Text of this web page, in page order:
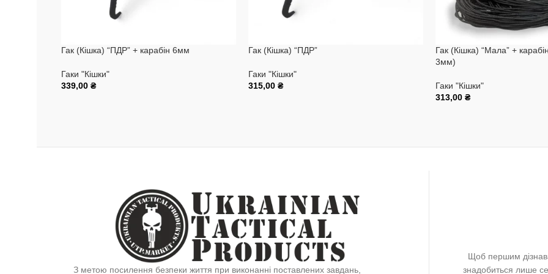
Гак (Кішка) “ПДР” + карабін 6мм
Гаки "Кішки"
339,00 ₴
Гак (Кішка) “ПДР”
Гаки "Кішки"
315,00 ₴
Гак (Кішка) “Мала” +
3мм)
Гаки "Кішки"
313,00 ₴
З метою посилення безпеки життя при виконанні поставлених завдань,
Щоб першим
знадобиться лише